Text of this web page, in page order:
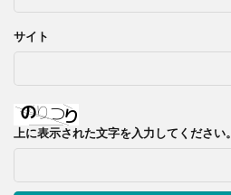
サイト
上に表示された文字を入力してください。